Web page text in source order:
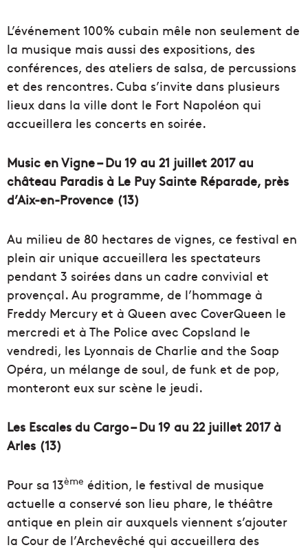
L’événement 100% cubain mêle non seulement de
la musique mais aussi des expositions, des
conférences, des ateliers de salsa, de percussions
et des rencontres. Cuba s’invite dans plusieurs
lieux dans la ville dont le Fort Napoléon qui
accueillera les concerts en soirée.
Music en Vigne – Du 19 au 21 juillet 2017 au
château Paradis à Le Puy Sainte Réparade, près
d’Aix-en-Provence (13)
Au milieu de 80 hectares de vignes, ce festival en
plein air unique accueillera les spectateurs
pendant 3 soirées dans un cadre convivial et
provençal. Au programme, de l’hommage à
Freddy Mercury et à Queen avec CoverQueen le
mercredi et à The Police avec Copsland le
vendredi, les Lyonnais de Charlie and the Soap
Opéra, un mélange de soul, de funk et de pop,
monteront eux sur scène le jeudi.
Les Escales du Cargo – Du 19 au 22 juillet 2017 à
Arles (13)
Pour sa 13ème édition, le festival de musique
actuelle a conservé son lieu phare, le théâtre
antique en plein air auxquels viennent s’ajouter
la Cour de l’Archevêché qui accueillera des